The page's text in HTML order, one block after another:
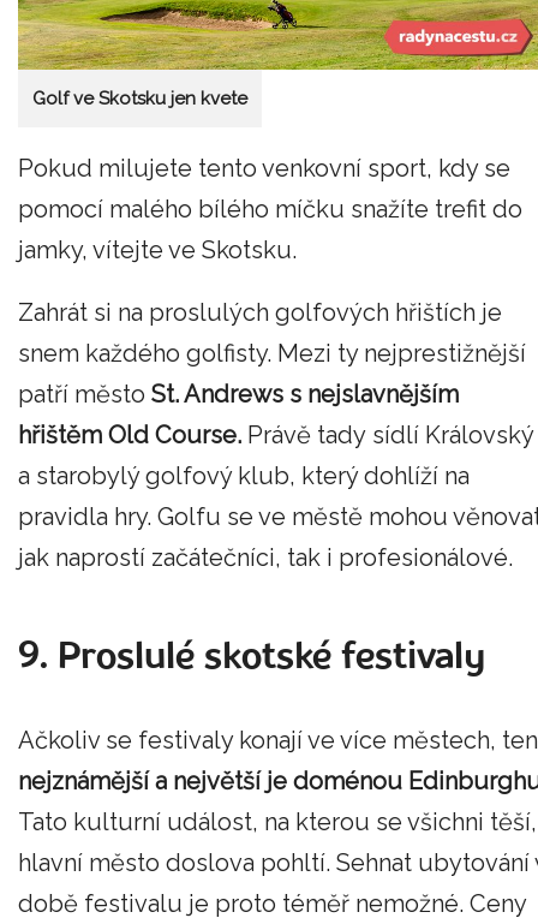
Golf ve Skotsku jen kvete
Pokud milujete tento venkovní sport, kdy se
pomocí malého bílého míčku snažíte trefit do
jamky, vítejte ve Skotsku.
Zahrát si na proslulých golfových hřištích je
snem každého golfisty. Mezi ty nejprestižnější
patří město St. Andrews s nejslavnějším
hřištěm Old Course. Právě tady sídlí Královský
a starobylý golfový klub, který dohlíží na
pravidla hry. Golfu se ve městě mohou
jak naprostí začátečníci, tak i profesionálové.
9. Proslulé skotské festivaly
Ačkoliv se festivaly konají ve více městech, ten
nejznámější a největší je doménou
Tato kulturní událost, na kterou se všichni těší,
hlavní město doslova pohltí. Sehnat ubytování
době festivalu je proto téměř nemožné. Ceny